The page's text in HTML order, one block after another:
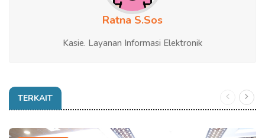
Ratna S.Sos
Kasie. Layanan Informasi Elektronik
TERKAIT